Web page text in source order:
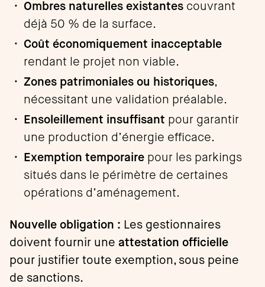
Ombres naturelles existantes couvrant
déjà 50 % de la surface.
Coût économiquement inacceptable
rendant le projet non viable.
Zones patrimoniales ou historiques,
nécessitant une validation préalable.
Ensoleillement insuffisant pour garantir
une production d’énergie efficace.
Exemption temporaire pour les parkings
situés dans le périmètre de certaines
opérations d’aménagement.
Nouvelle obligation : Les gestionnaires
doivent fournir une attestation officielle
pour justifier toute exemption, sous peine
de sanctions.